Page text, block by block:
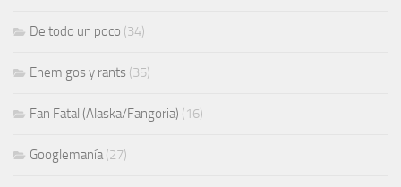
De todo un poco (34)
Enemigos y rants (35)
Fan Fatal (Alaska/Fangoria) (16)
Googlemanía(27)